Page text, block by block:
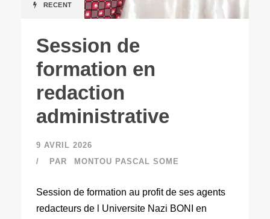
RECENT
Session de
formation en
redaction
administrative
9 AVRIL 2026
PAR
MONTOU PASCAL SOME
Session de formation au profit de ses agents
redacteurs de l Universite Nazi BONI en